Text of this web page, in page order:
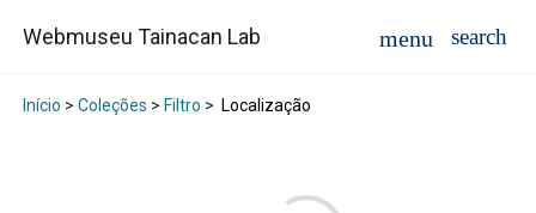
Webmuseu Tainacan Lab
Início > Coleções > Filtro > Localização